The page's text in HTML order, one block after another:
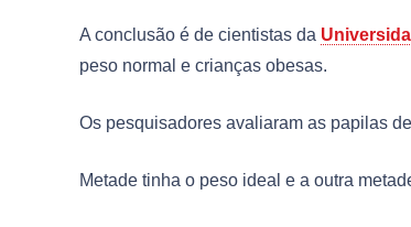
A conclusão é de cientistas da
peso normal e crianças obesas.
Os pesquisadores avaliaram as papilas
Metade tinha o peso ideal e a outra